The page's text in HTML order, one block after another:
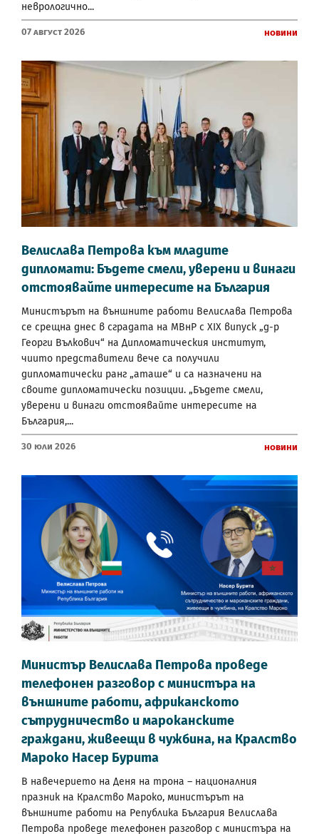
неврологично...
07 Август 2026 Новини
Велислава Петрова към младите
дипломати: Бъдете смели, уверени и винаги
отстоявайте интересите на България
Министърът на външните работи Велислава Петрова
се срещна днес в сградата на МВнР с XIX випуск „д-р
Георги Вълкович“ на Дипломатическия институт,
чиито представители вече са получили
дипломатически ранг „аташе“ и са назначени на
своите дипломатически позиции. „Бъдете смели,
уверени и винаги отстоявайте интересите на
България,...
30 Юли 2026 Новини
Министър Велислава Петрова проведе
телефонен разговор с министъра на
външните работи, африканското
сътрудничество и мароканските
граждани, живеещи в чужбина, на Кралство
Мароко Насер Бурита
В навечерието на Деня на трона – националния
празник на Кралство Мароко, министърът на
външните работи на Република България Велислава
Петрова проведе телефонен разговор с министъра на